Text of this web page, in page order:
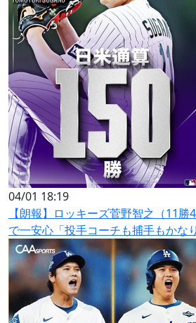
04/01 18:19
【朗報】ロッキーズ菅野智之（11
で一安心「投手コーチも捕手もかな